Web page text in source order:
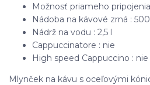
Možnosť priameho
Nádoba na kávové zrná :
Nádrž na vodu : 2,5 l
Cappuccinatore : nie
High speed Cappuccino : nie
Mlynček na kávu s oceľovými